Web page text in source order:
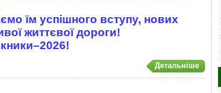
їм успішного вступу, нових
життєвої дороги!
Детальніше